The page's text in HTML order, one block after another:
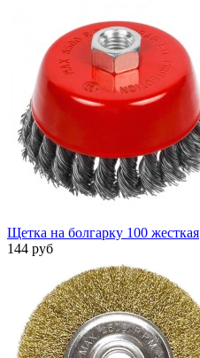
Щетка на болгарку 100 жесткая
144 руб